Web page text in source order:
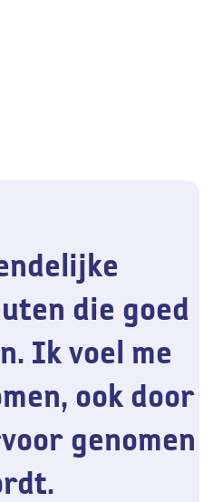
die goed
Ik voel me
ook door
genomen